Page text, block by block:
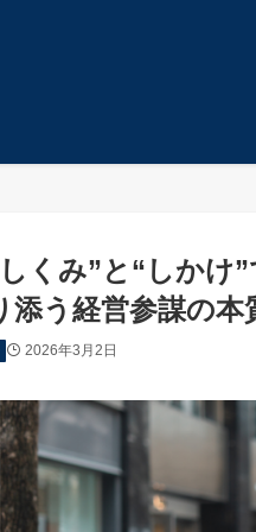
くみ”と“しかけ
添う経営参謀の本
2026年3月2日